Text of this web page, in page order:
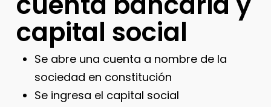
capital social
Se abre una cuenta a nombre de la
sociedad en constitución
Se ingresa el capital social